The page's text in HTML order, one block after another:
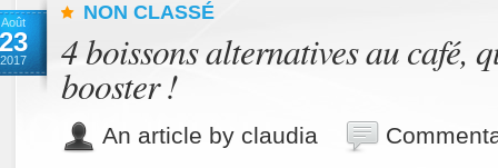
Août
23
2017
NON CLASSÉ
4 boissons alternatives au café,
booster !
An article by claudia